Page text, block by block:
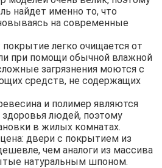
найдет именно то, что
на современные
покрытие легко очищается от
при помощи обычной влажной
загрязнения моются с
средств, не содержащих
и полимер являются
людей, поэтому
в жилых комнатах.
двери с покрытием из
чем аналоги из массива
натуральным шпоном.